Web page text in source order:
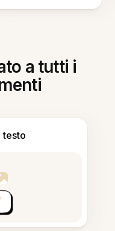
a tutti i
testo